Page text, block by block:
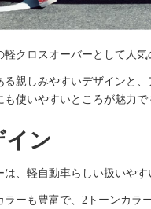
軽クロスオーバーとして人気
る親しみやすいデザインと
も使いやすいところが魅力で
イン
は、軽自動車らしい扱いや
ラーも豊富で、2トーンカラ